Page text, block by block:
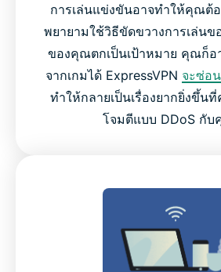
การเล่นแข่งขันอาจทำให้คุณต้
พยายามใช้วิธีขัดขวางการเล่น
ของคุณตกเป็นเป้าหมาย คุณก็อ
จากเกมได้ ExpressVPN จะซ่อ
ทำให้กลายเป็นเรื่องยากยิ่งขึ้น
โจมตีแบบ DDoS กับ